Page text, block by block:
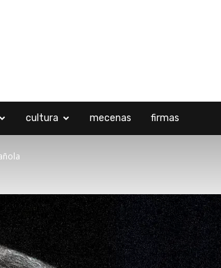
cultura mecenas firmas